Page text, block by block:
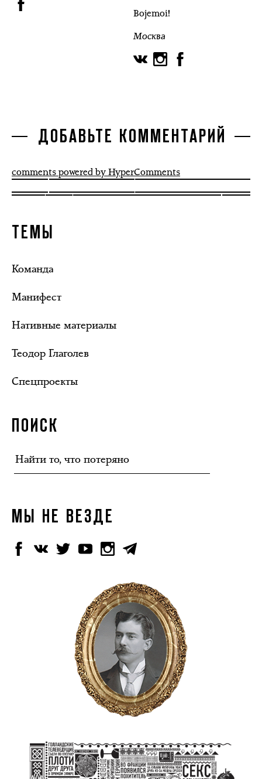
Bojemoi!
Москва
ДОБАВЬТЕ КОММЕНТАРИЙ
comments powered by HyperComments
ТЕМЫ
Команда
Манифест
Нативные материалы
Теодор Глаголев
Спецпроекты
ПОИСК
МЫ НЕ ВЕЗДЕ